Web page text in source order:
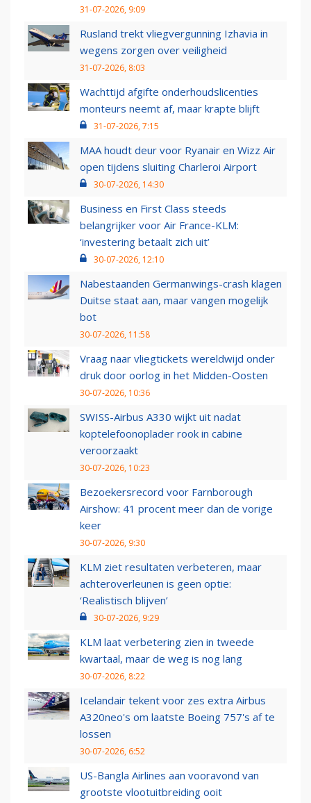
31-07-2026, 9:09
Rusland trekt vliegvergunning Izhavia in
wegens zorgen over veiligheid
31-07-2026, 8:03
Wachttijd afgifte onderhoudslicenties
monteurs neemt af, maar krapte blijft
31-07-2026, 7:15
MAA houdt deur voor Ryanair en Wizz Air
open tijdens sluiting Charleroi Airport
30-07-2026, 14:30
Business en First Class steeds
belangrijker voor Air France-KLM:
‘investering betaalt zich uit’
30-07-2026, 12:10
Nabestaanden Germanwings-crash klagen
Duitse staat aan, maar vangen mogelijk
bot
30-07-2026, 11:58
Vraag naar vliegtickets wereldwijd onder
druk door oorlog in het Midden-Oosten
30-07-2026, 10:36
SWISS-Airbus A330 wijkt uit nadat
koptelefoonoplader rook in cabine
veroorzaakt
30-07-2026, 10:23
Bezoekersrecord voor Farnborough
Airshow: 41 procent meer dan de vorige
keer
30-07-2026, 9:30
KLM ziet resultaten verbeteren, maar
achteroverleunen is geen optie:
‘Realistisch blijven’
30-07-2026, 9:29
KLM laat verbetering zien in tweede
kwartaal, maar de weg is nog lang
30-07-2026, 8:22
Icelandair tekent voor zes extra Airbus
A320neo's om laatste Boeing 757's af te
lossen
30-07-2026, 6:52
US-Bangla Airlines aan vooravond van
grootste vlootuitbreiding ooit